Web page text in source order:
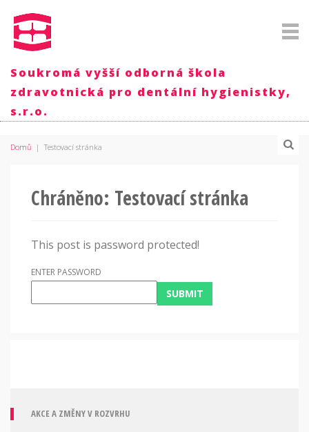
Soukromá vyšší odborná škola
zdravotnická pro dentální hygienistky,
s.r.o.
Domů | Testovací stránka
Chráněno: Testovací stránka
This post is password protected!
ENTER PASSWORD
SUBMIT
AKCE A ZMĚNY V ROZVRHU